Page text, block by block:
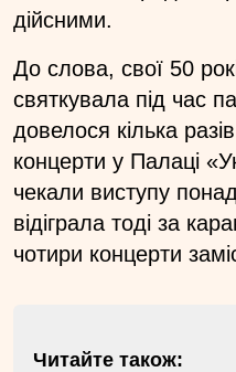
дійсними.
До слова, свої 50
святкувала під час
довелося кілька
концерти у Палаці
чекали виступу
відіграла тоді за
чотири концерти
Читайте також: